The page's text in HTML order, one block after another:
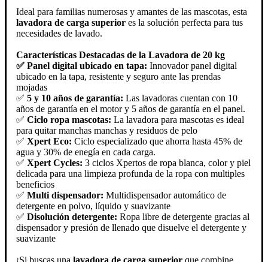
Ideal para familias numerosas y amantes de las mascotas, esta
lavadora de carga superior es la solución perfecta para tus
necesidades de lavado.
Características Destacadas de la Lavadora de 20 kg
✅ Panel digital ubicado en tapa: Innovador panel digital
ubicado en la tapa, resistente y seguro ante las prendas
mojadas
✅ 5 y 10 años de garantía: Las lavadoras cuentan con 10
años de garantía en el motor y 5 años de garantía en el panel.
✅ Ciclo ropa mascotas: La lavadora para mascotas es ideal
para quitar manchas manchas y residuos de pelo
✅ Xpert Eco: Ciclo especializado que ahorra hasta 45% de
agua y 30% de enegía en cada carga.
✅ Xpert Cycles: 3 ciclos Xpertos de ropa blanca, color y piel
delicada para una limpieza profunda de la ropa con multiples
beneficios
✅ Multi dispensador: Multidispensador automático de
detergente en polvo, líquido y suavizante
✅ Disolución detergente: Ropa libre de detergente gracias al
dispensador y presión de llenado que disuelve el detergente y
suavizante
¡Si buscas una lavadora de carga superior que combine